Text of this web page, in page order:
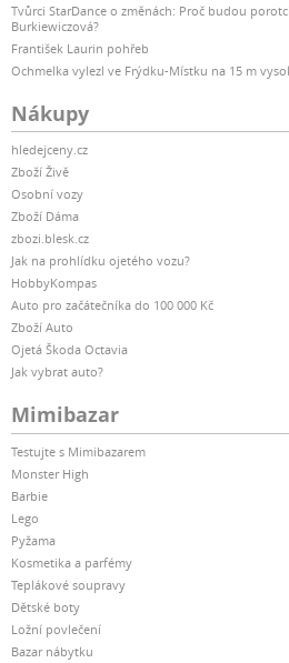
Tvůrci StarDance o změnách: Proč budou
Burkiewiczová?
František Laurin pohřeb
Ochmelka vylezl ve Frýdku-Místku na 15 m
Nákupy
hledejceny.cz
Zboží Živě
Osobní vozy
Zboží Dáma
zbozi.blesk.cz
Jak na prohlídku ojetého vozu?
HobbyKompas
Auto pro začátečníka do 100 000 Kč
Zboží Auto
Ojetá Škoda Octavia
Jak vybrat auto?
Mimibazar
Testujte s Mimibazarem
Monster High
Barbie
Lego
Pyžama
Kosmetika a parfémy
Teplákové soupravy
Dětské boty
Ložní povlečení
Bazar nábytku